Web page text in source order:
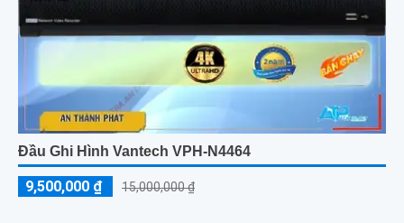
Đầu Ghi Hình Vantech VPH-N4464
9,500,000 ₫ 15,000,000 ₫